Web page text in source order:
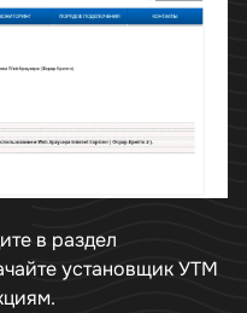
в раздел
установщик УТМ